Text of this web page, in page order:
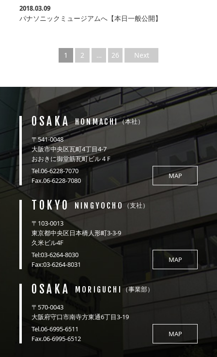
2018.03.09
パナソニックミュージアムへ【本日一般公開】
1 2 … 26 Next
OSAKA HONMACHI（本社）
〒541-0048
大阪市中央区瓦町4丁目4-7
おおきに御堂筋瓦町ビル４F
Tel.06-6228-7070
Fax.06-6228-7080
MAP
TOKYO NINGYOCHO（支社）
〒103-0013
東京都中央区日本橋人形町3-3-9
久米ビル4F
Tel:03-6264-8030
Fax:03-6264-8031
MAP
OSAKA MORIGUCHI （事業部）
〒570-0043
大阪府守口市南寺方東通6丁目3-19
Tel.06-6995-6511
Fax.06-6995-6512
MAP